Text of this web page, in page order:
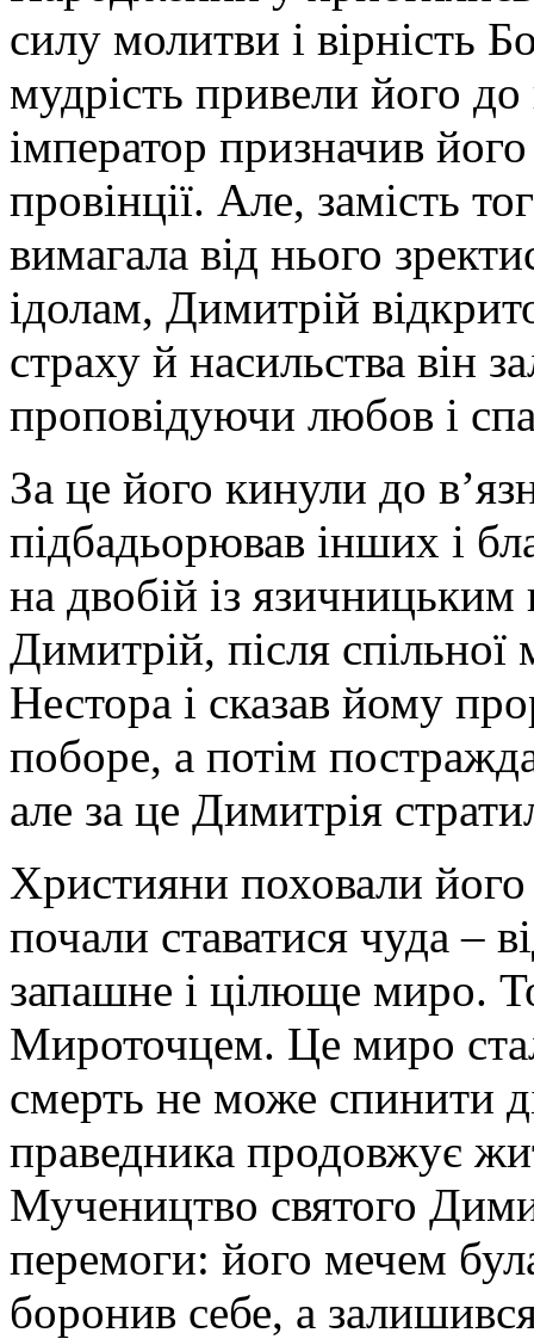
силу молитви і вірність
мудрість привели його
імператор призначив
провінції. Але, замість
вимагала від нього
ідолам, Димитрій
страху й насильства він
проповідуючи любов і
За це його кинули до
підбадьорював інших і
на двобій із
Димитрій, після
Нестора і сказав йому
поборе, а потім
але за це Димитрія
Християни поховали його
почали ставатися чуда –
запашне і цілюще миро.
Мироточцем. Це миро
смерть не може спинити
праведника продовжує
Мучеництво святого
перемоги: його мечем
боронив себе, а